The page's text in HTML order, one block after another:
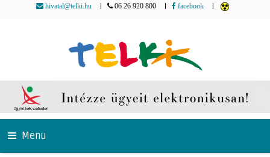
hivatal@telki.hu 06 26 920 800 facebook
Menu